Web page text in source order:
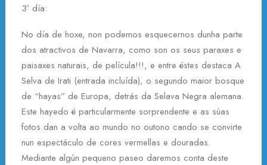
3º día:
No día de hoxe, non podemos esquecernos dunha parte
dos atractivos de Navarra, como son os seus paraxes e
paisaxes naturais, de película!!!, e entre éstes destaca A
Selva de Irati (entrada incluída), o segundo maior bosque
de “hayas” de Europa, detrás da Selava Negra alemana.
Este hayedo é particularmente sorprendente e as súas
fotos dan a volta ao mundo no outono cando se convirte
nun espectáculo de cores vermellas e douradas.
Mediante algún pequeno paseo daremos conta deste